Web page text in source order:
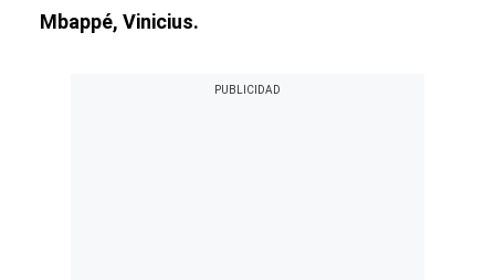
Mbappé, Vinicius.